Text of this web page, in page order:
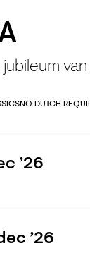
NO DUTCH
’26
’26